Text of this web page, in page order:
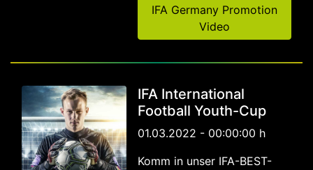
IFA Germany Promotion
Video
IFA International
Football Youth-Cup
01.03.2022 - 00:00:00 h
Komm in unser IFA-BEST-